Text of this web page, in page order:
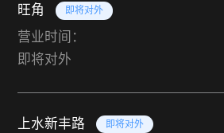
旺角 即将对外
营业时间：
即将对外
上水新丰路 即将对外